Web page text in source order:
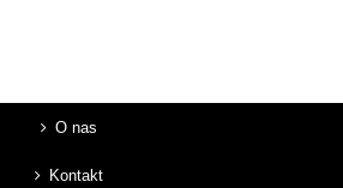
O nas
Kontakt